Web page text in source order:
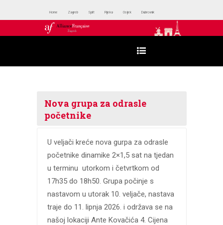
Home Zagreb Split Rijeka Osijek Dubrovnik
Nova grupa za odrasle
početnike
U veljači kreće nova gurpa za odrasle
početnike dinamike 2×1,5 sat na tjedan
u terminu utorkom i četvrtkom od
17h35 do 18h50. Grupa počinje s
nastavom u utorak 10. veljače, nastava
traje do 11. lipnja 2026. i održava se na
našoj lokaciji Ante Kovačića 4. Cijena